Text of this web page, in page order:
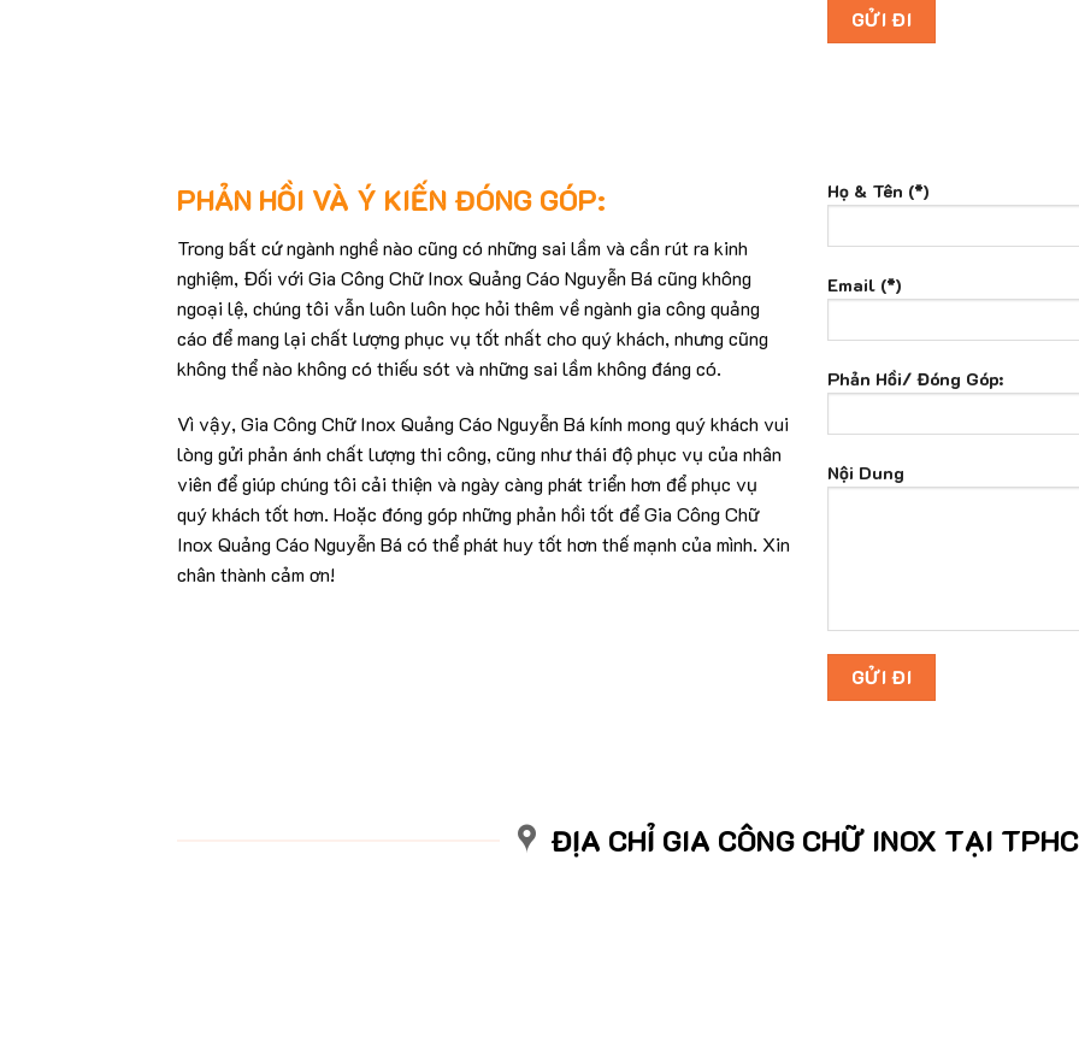
PHẢN HỒI VÀ Ý KIẾN ĐÓNG GÓP:
Trong bất cứ ngành nghề nào cũng có những sai lầm và cần rút ra kinh
nghiệm, Đối với Gia Công Chữ Inox Quảng Cáo Nguyễn Bá cũng không
ngoại lệ, chúng tôi vẫn luôn luôn học hỏi thêm về ngành gia công quảng
cáo để mang lại chất lượng phục vụ tốt nhất cho quý khách, nhưng cũng
không thể nào không có thiếu sót và những sai lầm không đáng có.
Vì vậy, Gia Công Chữ Inox Quảng Cáo Nguyễn Bá kính mong quý khách vui
lòng gửi phản ánh chất lượng thi công, cũng như thái độ phục vụ của nhân
viên để giúp chúng tôi cải thiện và ngày càng phát triển hơn để phục vụ
quý khách tốt hơn. Hoặc đóng góp những phản hồi tốt để Gia Công Chữ
Inox Quảng Cáo Nguyễn Bá có thể phát huy tốt hơn thế mạnh của mình. Xin
chân thành cảm ơn!
Họ & Tên (*)
Email (*)
Phản Hồi/ Đóng Góp:
Nội Dung
ĐỊA CHỈ GIA CÔNG CHỮ INOX TẠI